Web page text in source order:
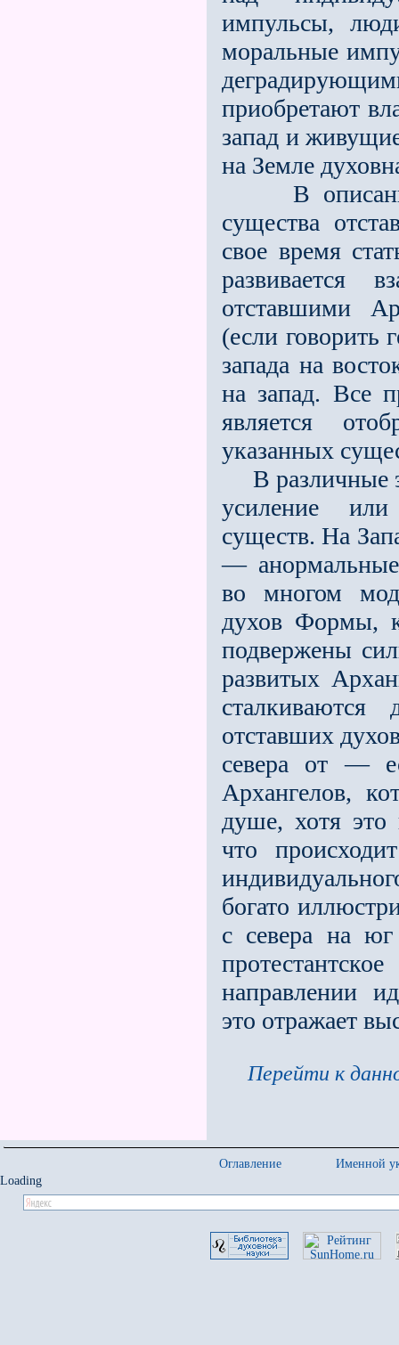
импульсы,
моральные
приобретают
запад и
на Земле
В
существа
своe время
развивается
отставшими
(если говорить
запада на
на запад. Всe
является
указанных
В различные
усиление или
существ. На
—
во многом
духов Формы,
подвержены
развитых
отставших
севера от —
Архангелов,
душе, хотя это
что
богато
с севера на
направлении
это отражает
Перейти к
Оглавление
Именной
Loading